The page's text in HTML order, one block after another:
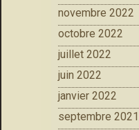
novembre 2022
octobre 2022
juillet 2022
juin 2022
janvier 2022
septembre 2021